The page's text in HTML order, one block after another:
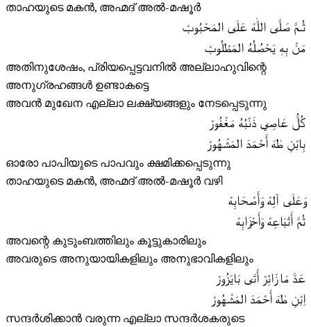
താഹയുടെ മകൻ, അഹ്മദ് അൽ-മഷൂർ
ثُـمَّ صَلَّى اللّٰهْ عَلَى المَحْبُوبْ
مَنْ بِهِ يَحْصُلُهُ المَطْلُوبْ
അതിനുശേഷം, പ്രിയപ്പെട്ടവനിൽ അല്ലാഹുവിന്റെ
അനുഗ്രഹങ്ങൾ ഉണ്ടാകട്ടെ
അവൻ മുഖേന എല്ലാ ലക്ഷ്യങ്ങളും നേടപ്പെടുന്നു
كُلُّ عَاصِي ذَنْبُهُ مَغْفُورْ
بِابْنِ طٰهَ أَحْمَدَ المَشْهُورْ
ഓരോ പാപിയുടെ പാപവും ക്ഷമിക്കപ്പെടുന്നു
താഹയുടെ മകൻ, അഹ്മദ് അൽ-മഷൂർ വഴി
وَعَلَى آلِهْ وَأَصْحَابِهْ
ثُمَّ أَتْبَاعِهْ وَأَحْزَابِهْ
അവന്റെ കുടുംബത്തിലും കൂട്ടുകാരിലും
അവരുടെ അനുയായികളിലും അനുഭാവികളിലും
عَدَّ مَا زَائِرْ أَتَى بَايَزُورْ
اِبْنِ طٰهَ أَحْمَدَ المَشْهُورْ
സന്ദർശിക്കാൻ വരുന്ന എല്ലാ സന്ദർശകരുടെ